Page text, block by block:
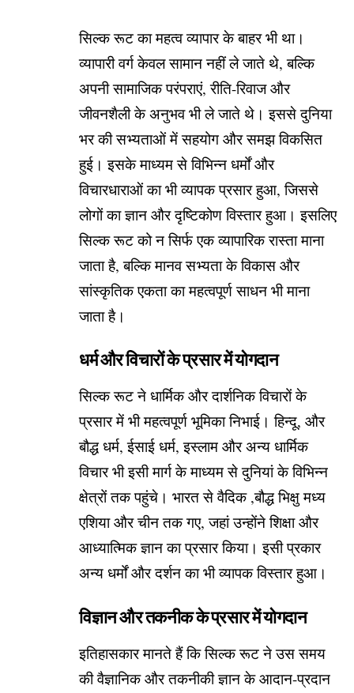
सिल्क रूट का महत्व व्यापार के बाहर भी था।
व्यापारी वर्ग केवल सामान नहीं ले जाते थे, बल्कि
अपनी सामाजिक परंपराएं, रीति-रिवाज और
जीवनशैली के अनुभव भी ले जाते थे। इससे दुनिया
भर की सभ्यताओं में सहयोग और समझ विकसित
हुई। इसके माध्यम से विभिन्न धर्मों और
विचारधाराओं का भी व्यापक प्रसार हुआ, जिससे
लोगों का ज्ञान और दृष्टिकोण विस्तार हुआ। इसलिए
सिल्क रूट को न सिर्फ एक व्यापारिक रास्ता माना
जाता है, बल्कि मानव सभ्यता के विकास और
सांस्कृतिक एकता का महत्वपूर्ण साधन भी माना
जाता है।
धर्म और विचारों के प्रसार में योगदान
सिल्क रूट ने धार्मिक और दार्शनिक विचारों के
प्रसार में भी महत्वपूर्ण भूमिका निभाई। हिन्दू, और
बौद्ध धर्म, ईसाई धर्म, इस्लाम और अन्य धार्मिक
विचार भी इसी मार्ग के माध्यम से दुनियां के विभिन्न
क्षेत्रों तक पहुंचे। भारत से वैदिक ,बौद्ध भिक्षु मध्य
एशिया और चीन तक गए, जहां उन्होंने शिक्षा और
आध्यात्मिक ज्ञान का प्रसार किया। इसी प्रकार
अन्य धर्मों और दर्शन का भी व्यापक विस्तार हुआ।
विज्ञान और तकनीक के प्रसार में योगदान
इतिहासकार मानते हैं कि सिल्क रूट ने उस समय
की वैज्ञानिक और तकनीकी ज्ञान के आदान-प्रदान